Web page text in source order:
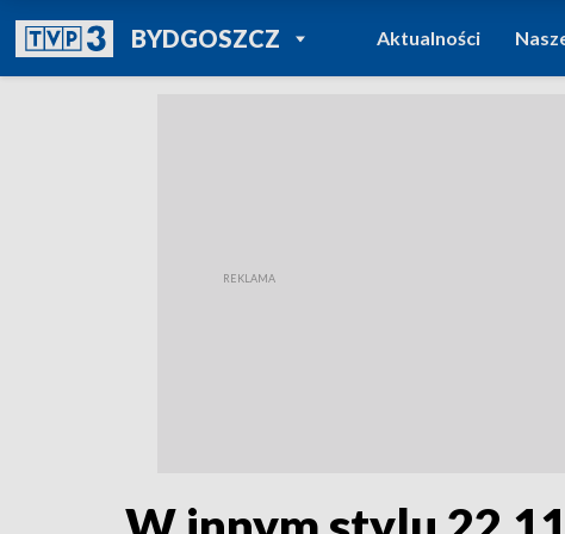
BYDGOSZCZPOWRÓT DO
TVP REGIONY
Aktualności